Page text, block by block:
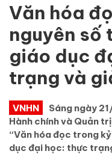
Văn hóa
nguyên số
giáo dục
trạng và
VNHN
Sáng ngày
Hành chính và Quản
“Văn hóa đọc trong
dục đại học: thực